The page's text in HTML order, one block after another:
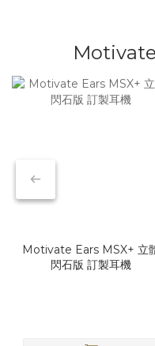
Motivate Ears MSX+ 立
閃石版 訂製耳機